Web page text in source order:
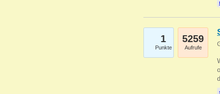
1
Punkte
5259
Aufrufe